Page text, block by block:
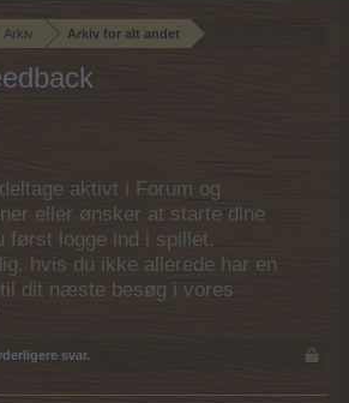
Arkiv Arkiv for alt andet
aktivt i Forum og
eller ønsker at starte dine
først logge ind i spillet.
hvis du ikke allerede har en
dit næste besøg i vores
svar.